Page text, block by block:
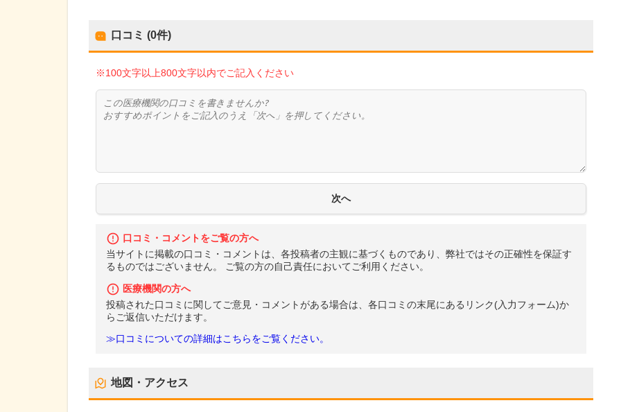
口コミ (0件)
※100文字以上800文字以内でご記入ください
口コミ・コメントをご覧の方へ
当サイトに掲載の口コミ・コメントは、各投稿者の主観に基づくものであり、弊社ではその正確性を保証す
るものではございません。 ご覧の方の自己責任においてご利用ください。
医療機関の方へ
投稿された口コミに関してご意見・コメントがある場合は、各口コミの末尾にあるリンク(入力フォーム)か
らご返信いただけます。
≫口コミについての詳細はこちらをご覧ください。
地図・アクセス